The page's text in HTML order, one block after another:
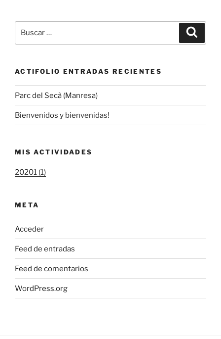
por:
ACTIFOLIO ENTRADAS RECIENTES
Parc del Secà (Manresa)
Bienvenidos y bienvenidas!
MIS ACTIVIDADES
20201 (1)
META
Acceder
Feed de entradas
Feed de comentarios
WordPress.org